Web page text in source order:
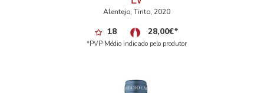
Alentejo, Tinto, 2020
18 28,00€*
*PVP Médio indicado pelo produtor